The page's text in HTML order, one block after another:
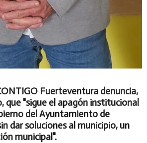
Fuerteventura denuncia,
que "sigue el apagón institucional
del Ayuntamiento de
dar soluciones al municipio, un
municipal".